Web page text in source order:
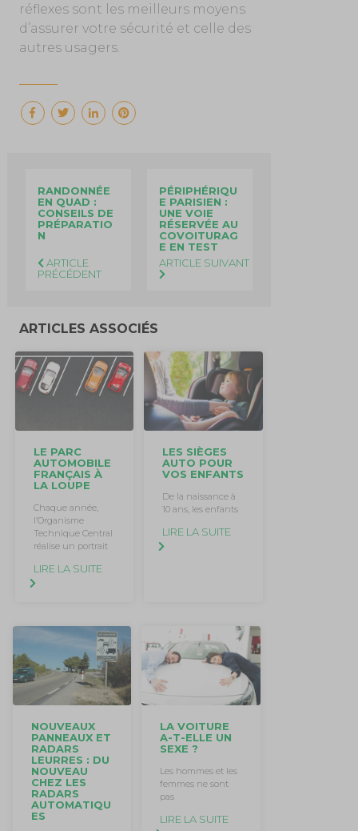
réflexes sont les meilleurs moyens
d’assurer votre sécurité et celle des
autres usagers.
RANDONNÉE
EN QUAD :
CONSEILS DE
PRÉPARATIO
N
ARTICLE
PRÉCÉDENT
PÉRIPHÉRIQU
E PARISIEN :
UNE VOIE
RÉSERVÉE AU
COVOITURAG
E EN TEST
ARTICLE SUIVANT
ARTICLES ASSOCIÉS
LE PARC
AUTOMOBILE
FRANÇAIS À
LA LOUPE
Chaque année,
l’Organisme
Technique Central
réalise un portrait
LIRE LA SUITE
LES SIÈGES
AUTO POUR
VOS ENFANTS
De la naissance à
10 ans, les enfants
LIRE LA SUITE
NOUVEAUX
PANNEAUX ET
RADARS
LEURRES : DU
NOUVEAU
CHEZ LES
RADARS
AUTOMATIQU
ES
LA VOITURE
A-T-ELLE UN
SEXE ?
Les hommes et les
femmes ne sont
pas
LIRE LA SUITE